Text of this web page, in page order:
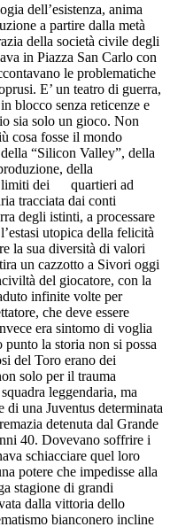
dell’esistenza, anima
a partire dalla metà
della società civile degli
in Piazza San Carlo con
le problematiche
E’ un teatro di guerra,
blocco senza reticenze e
sia solo un gioco. Non
cosa fosse il mondo
“Silicon Valley”, della
della
i limiti dei quartieri ad
tracciata dai conti
degli istinti, a processare
utopica della felicità
la sua diversità di valori
un cazzotto a Sivori oggi
del giocatore, con la
infinite volte per
che deve essere
era sintomo di voglia
la storia non si possa
del Toro erano dei
solo per il trauma
leggendaria, ma
di una Juventus determinata
detenuta dal Grande
40. Dovevano soffrire i
schiacciare quel loro
potere che impedisse alla
stagione di grandi
dalla vittoria dello
bianconero incline